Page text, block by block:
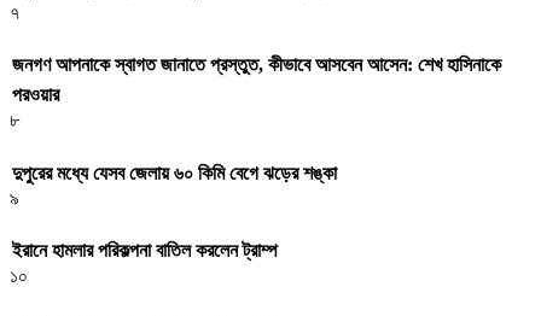
৭
জনগণ আপনাকে স্বাগত জানাতে প্রস্তুত, কীভাবে আসবেন আসেন: শেখ হাসিনাকে
পরওয়ার
৮
দুপুরের মধ্যে যেসব জেলায় ৬০ কিমি বেগে ঝড়ের শঙ্কা
৯
ইরানে হামলার পরিকল্পনা বাতিল করলেন ট্রাম্প
১০